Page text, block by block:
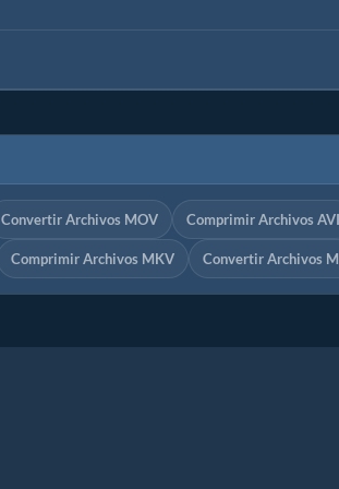
Convertir Archivos MOV Comprimir Archivos AVI
Comprimir Archivos MKV Convertir Archivos